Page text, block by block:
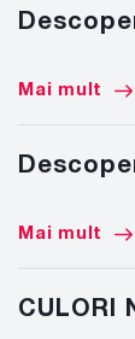
Mai mult
Mai mult
CULORI